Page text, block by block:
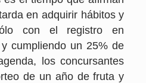
en adquirir hábitos y
con el registro en
y cumpliendo un 25% de
los concursantes
de un año de fruta y